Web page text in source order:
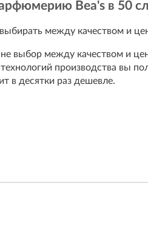
Bea's в 50
между качеством и
выбор между качеством и
производства вы
в десятки раз дешевле.